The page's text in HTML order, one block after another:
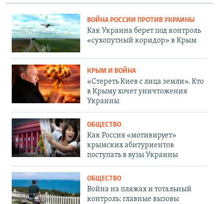
ВОЙНА РОССИИ ПРОТИВ УКРАИНЫ
Как Украина берет под контроль
«сухопутный коридор» в Крым
КРЫМ И ВОЙНА
«Стереть Киев с лица земли». Кто
в Крыму хочет уничтожения
Украины
ОБЩЕСТВО
Как Россия «мотивирует»
крымских абитуриентов
поступать в вузы Украины
ОБЩЕСТВО
Война на пляжах и тотальный
контроль: главные вызовы